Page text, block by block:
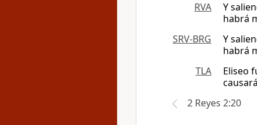
RVA
Y
habrá
SRV-BRG
Y
habrá
TLA
Eliseo
2 Reyes 2:20